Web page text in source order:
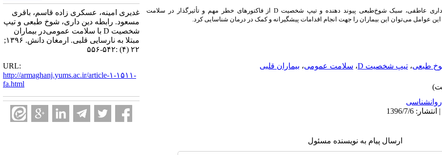
عاطفی، سبک‌ شوخ‌طبعی پیوند دهنده و تیپ شخصیت D از فاکتورهای خطر مهم و تأثیرگذار در سلامت
عوامل می‌توان این بیماران را جهت انجام اقدامات پیشگیرانه و کمک در درمان شناسایی کرد.
طبعی، تیپ شخصیت D ، سلامت عمومی، بیماران قلبی
روانشناسی
ارسال پیام به نویسنده مسئول
غدیری امینه، عسکری زاده قاسم، باقری
مسعود. رابطه دین داری، شوخ طبعی و تیپ
شخصیت D با سلامت عمومی‌در بیماران
مبتلا به نارسایی قلبی. ارمغان دانش. ۱۳۹۶;
۲۲ (۴) :۵۴۲-۵۵۶
URL:
http://armaghanj.yums.ac.ir/article-۱-۱۵۱۱-
fa.html